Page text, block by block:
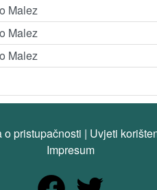
Malez
Malez
Malez
o pristupačnosti | Uvjeti
Impresum